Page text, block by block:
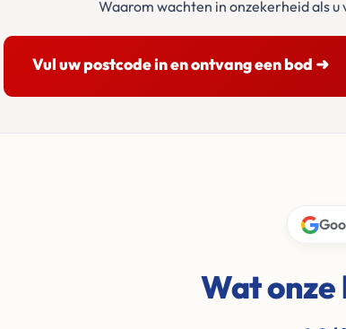
Waarom wachten in onzekerheid als
Vul uw postcode in en ontvang een bod ➜
Wat